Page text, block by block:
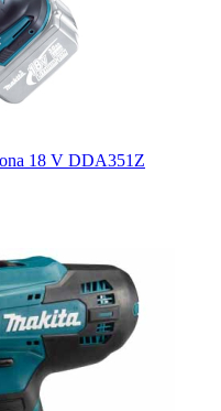
18 V DDA351Z